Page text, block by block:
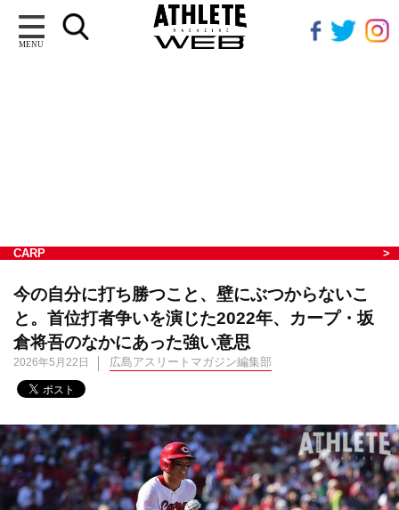
MENU
CARP
今の自分に打ち勝つこと、壁にぶつからないこ
と。首位打者争いを演じた2022年、カープ・坂
倉将吾のなかにあった強い意思
2026年5月22日 広島アスリートマガジン編集部